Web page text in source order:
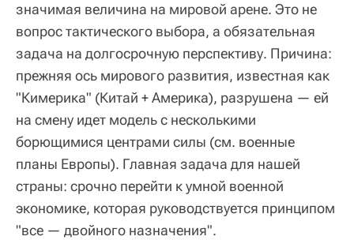
значимая величина на мировой арене. Это не
вопрос тактического выбора, а обязательная
задача на долгосрочную перспективу. Причина:
прежняя ось мирового развития, известная как
"Кимерика" (Китай + Америка), разрушена — ей
на смену идет модель с несколькими
борющимися центрами силы (см. военные
планы Европы). Главная задача для нашей
страны: срочно перейти к умной военной
экономике, которая руководствуется принципом
"все — двойного назначения".